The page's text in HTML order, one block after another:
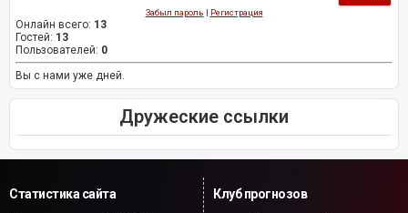
Забыл пароль | Регистрация
Онлайн всего: 13
Гостей: 13
Пользователей: 0
Вы с нами уже дней.
Дружеские ссылки
Статистика сайта
Клуб прогнозов